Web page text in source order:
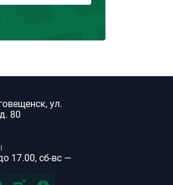
ул.
80
17.00, сб-вс —